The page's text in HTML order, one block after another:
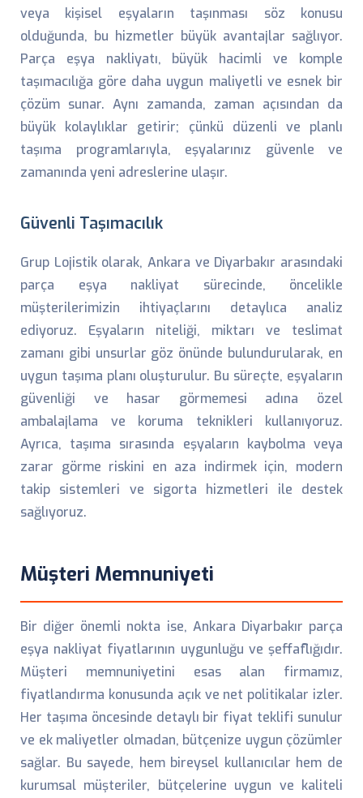
veya kişisel eşyaların taşınması söz konusu
olduğunda, bu hizmetler büyük avantajlar sağlıyor.
Parça eşya nakliyatı, büyük hacimli ve komple
taşımacılığa göre daha uygun maliyetli ve esnek bir
çözüm sunar. Aynı zamanda, zaman açısından da
büyük kolaylıklar getirir; çünkü düzenli ve planlı
taşıma programlarıyla, eşyalarınız güvenle ve
zamanında yeni adreslerine ulaşır.
Güvenli Taşımacılık
Grup Lojistik olarak, Ankara ve Diyarbakır arasındaki
parça eşya nakliyat sürecinde, öncelikle
müşterilerimizin ihtiyaçlarını detaylıca analiz
ediyoruz. Eşyaların niteliği, miktarı ve teslimat
zamanı gibi unsurlar göz önünde bulundurularak, en
uygun taşıma planı oluşturulur. Bu süreçte, eşyaların
güvenliği ve hasar görmemesi adına özel
ambalajlama ve koruma teknikleri kullanıyoruz.
Ayrıca, taşıma sırasında eşyaların kaybolma veya
zarar görme riskini en aza indirmek için, modern
takip sistemleri ve sigorta hizmetleri ile destek
sağlıyoruz.
Müşteri Memnuniyeti
Bir diğer önemli nokta ise, Ankara Diyarbakır parça
eşya nakliyat fiyatlarının uygunluğu ve şeffaflığıdır.
Müşteri memnuniyetini esas alan firmamız,
fiyatlandırma konusunda açık ve net politikalar izler.
Her taşıma öncesinde detaylı bir fiyat teklifi sunulur
ve ek maliyetler olmadan, bütçenize uygun çözümler
sağlar. Bu sayede, hem bireysel kullanıcılar hem de
kurumsal müşteriler, bütçelerine uygun ve kaliteli